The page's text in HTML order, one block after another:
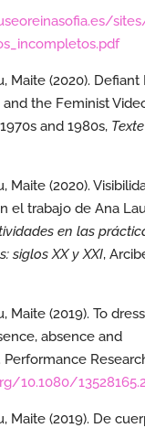
Maite (2020). Defiant
the Feminist
and 1980s,
Maite (2020).
el trabajo de Ana
en las
siglos XX y XXI,
Maite (2019). To
absence and
10.1080/
Maite (2019). De